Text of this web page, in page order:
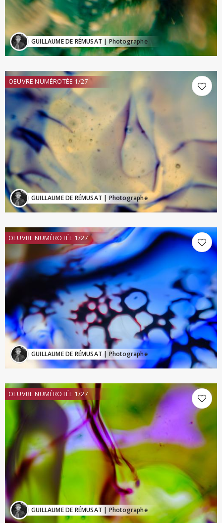
GUILLAUME DE RÉMUSAT | Photographe
OEUVRE NUMÉROTÉE 1/27
GUILLAUME DE RÉMUSAT | Photographe
OEUVRE NUMÉROTÉE 1/27
GUILLAUME DE RÉMUSAT | Photographe
OEUVRE NUMÉROTÉE 1/27
GUILLAUME DE RÉMUSAT | Photographe